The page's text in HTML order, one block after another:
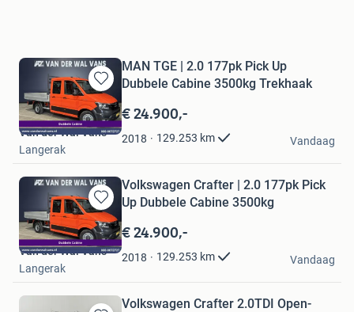
Bewaren
in
Mijn
Favorieten
MAN TGE | 2.0 177pk Pick Up
Dubbele Cabine 3500kg Trekhaak
€ 24.900,-
2018 129.253 km
Van der Wal Vans
Langerak
Vandaag
Bewaren
in
Mijn
Favorieten
Volkswagen Crafter | 2.0 177pk Pick
Up Dubbele Cabine 3500kg
€ 24.900,-
2018 129.253 km
Van der Wal Vans
Langerak
Vandaag
Volkswagen Crafter 2.0TDI Open-